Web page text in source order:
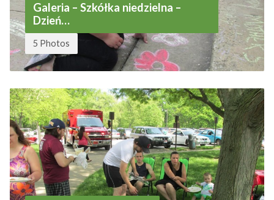
Galeria – Szkółka niedzielna –
Dzień…
5 Photos